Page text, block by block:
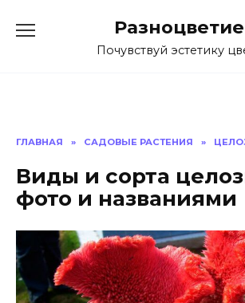
Разноцветие
Почувствуй эстетику
ГЛАВНАЯ » САДОВЫЕ РАСТЕНИЯ »
Виды и сорта
фото и названиями